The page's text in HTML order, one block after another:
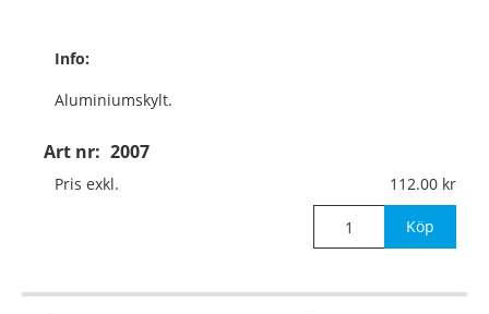
Art nr: 2007
Info:
Aluminiumskylt.
Med aluminiumskena
350x10x3 mm
Pris exkl. 112.00
Köp